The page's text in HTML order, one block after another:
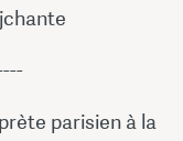
parisien à la